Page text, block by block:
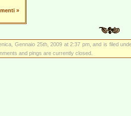
»
Gennaio 25th, 2009 at 2:37 pm, and is filed
and pings are currently closed.